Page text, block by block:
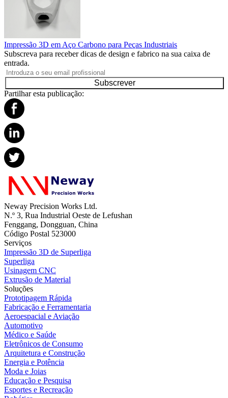
Impressão 3D em Aço Carbono para Peças Industriais
Subscreva para receber dicas de design e fabrico na sua caixa de
entrada.
Subscrever
Partilhar esta publicação:
Neway Precision Works Ltd.
N.º 3, Rua Industrial Oeste de Lefushan
Fenggang, Dongguan, China
Código Postal 523000
Serviços
Impressão 3D de Superliga
Superliga
Usinagem CNC
Extrusão de Material
Soluções
Prototipagem Rápida
Fabricação e Ferramentaria
Aeroespacial e Aviação
Automotivo
Médico e Saúde
Eletrônicos de Consumo
Arquitetura e Construção
Energia e Potência
Moda e Joias
Educação e Pesquisa
Esportes e Recreação